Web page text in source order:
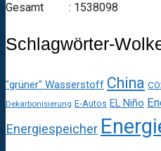
Gesamt : 1538098
Schlagwörter-
"grüner" Wasserstoff China
Dekarbonisierung E-Autos EL Niño
Energiespeicher